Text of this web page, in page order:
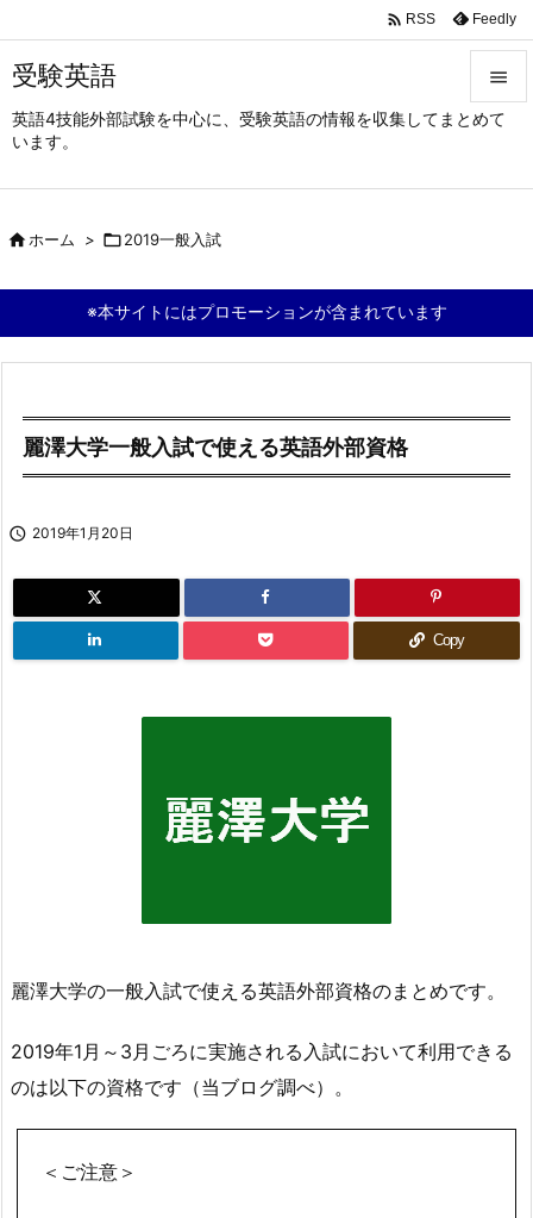
受験英語
英語4技能外部試験を中心に、受験英語の情報を収集してまとめて
います。



次へ

 RSS Feedly
ホーム > 2019一般入試
※本サイトにはプロモーションが含まれています
麗澤大学一般入試で使える英語外部資格
 2019年1月20日
Copy
麗澤大学の一般入試で使える英語外部資格のまとめです。
2019年1月～3月ごろに実施される入試において利用できる
のは以下の資格です（当ブログ調べ）。
＜ご注意＞